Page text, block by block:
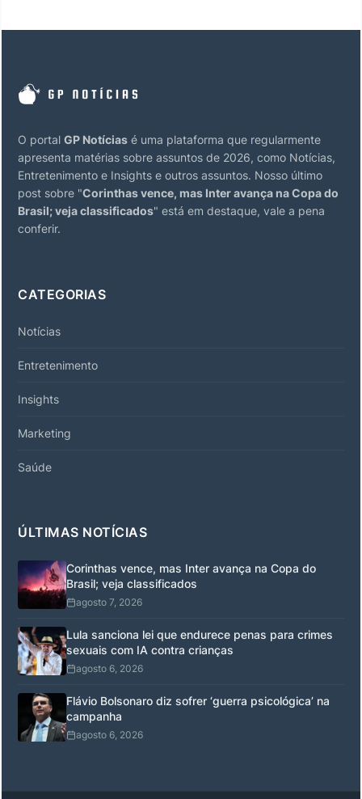
O portal GP Notícias é uma plataforma que regularmente
apresenta matérias sobre assuntos de 2026, como Notícias,
Entretenimento e Insights e outros assuntos. Nosso último
post sobre "Corinthas vence, mas Inter avança na Copa do
Brasil; veja classificados" está em destaque, vale a pena
conferir.
CATEGORIAS
Notícias
Entretenimento
Insights
Marketing
Saúde
ÚLTIMAS NOTÍCIAS
Corinthas vence, mas Inter avança na Copa do
Brasil; veja classificados
agosto 7, 2026
Lula sanciona lei que endurece penas para crimes
sexuais com IA contra crianças
agosto 6, 2026
Flávio Bolsonaro diz sofrer ‘guerra psicológica’ na
campanha
agosto 6, 2026